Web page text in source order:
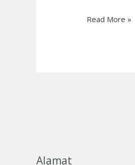
Read More »
Alamat